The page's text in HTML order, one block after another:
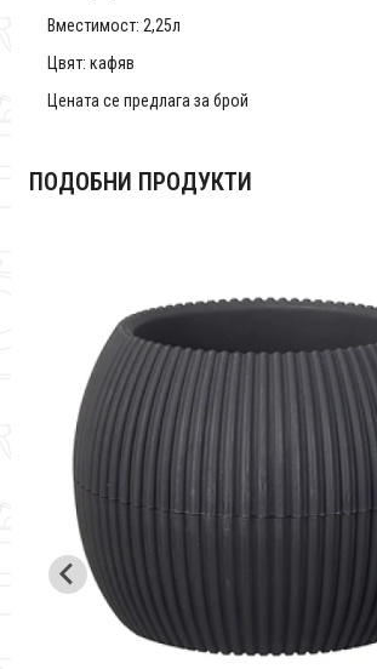
Вместимост: 2,25л
Цвят: кафяв
Цената се предлага за брой
ПОДОБНИ ПРОДУКТИ